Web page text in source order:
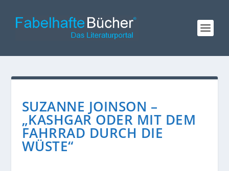
SUZANNE JOINSON –
„KASHGAR ODER MIT DEM
FAHRRAD DURCH DIE
WÜSTE“